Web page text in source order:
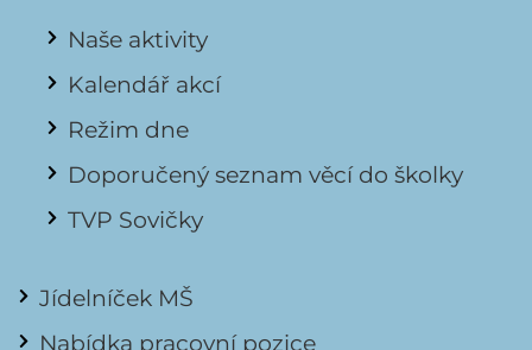
Naše aktivity
Kalendář akcí
Režim dne
Doporučený seznam věcí do školky
TVP Sovičky
Jídelníček MŠ
Nabídka pracovní pozice